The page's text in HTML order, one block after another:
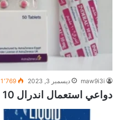
maw9i3i ديسمبر 3, 2023 1٬769
دواعي استعمال اندرال 10 لضغط الدم والقلب